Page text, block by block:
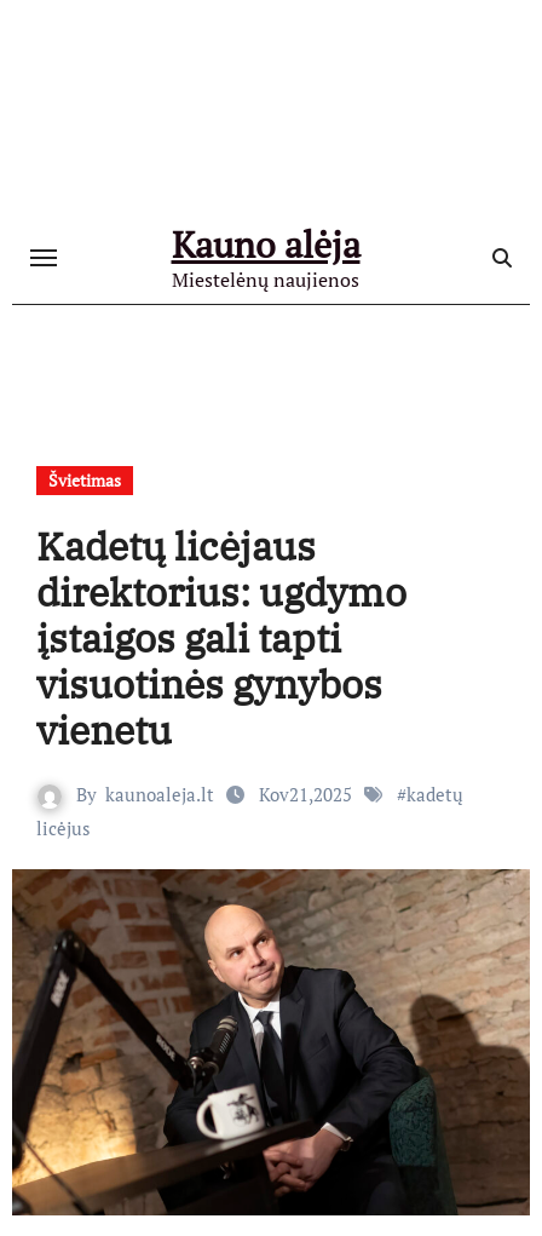
Kauno alėja
Miestelėnų naujienos
Švietimas
Kadetų licėjaus
direktorius: ugdymo
įstaigos gali tapti
visuotinės gynybos
vienetu
By kaunoaleja.lt Kov21,2025 #kadetų
licėjus